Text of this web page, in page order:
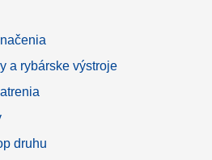
a rybárske výstroje
druhu